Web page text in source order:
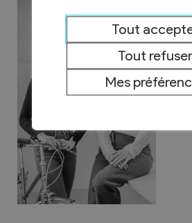
Tout
Tout refuser
Mes